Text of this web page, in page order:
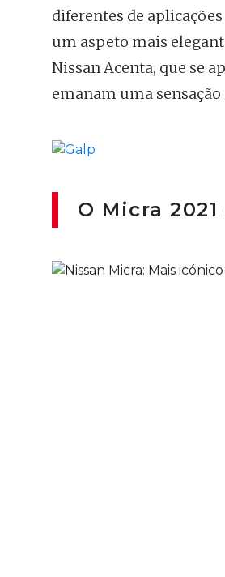
diferentes de
um aspeto mais
Nissan Acenta, que se
emanam uma
O Micra